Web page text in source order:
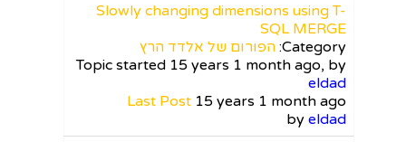
Slowly changing dimensions using T-
SQL MERGE
Category: הפורום של אלדד הרץ
Topic started 15 years 1 month ago, by
eldad
Last Post 15 years 1 month ago
by eldad